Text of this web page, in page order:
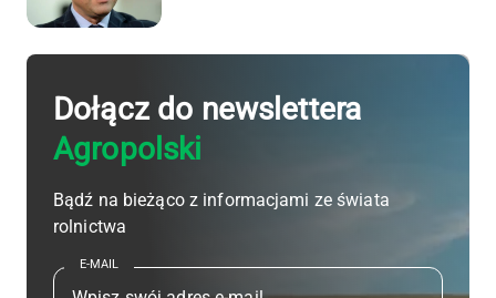
Dołącz do newslettera
Agropolski
Bądź na bieżąco z informacjami ze świata
rolnictwa
E-MAIL